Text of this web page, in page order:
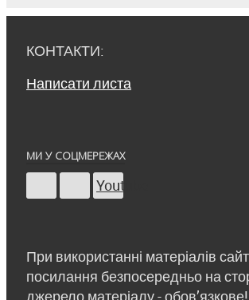
КОНТАКТИ:
Написати листа
МИ У СОЦМЕРЕЖАХ
Youtube
При використанні матеріалів
посилання безпосередньо на